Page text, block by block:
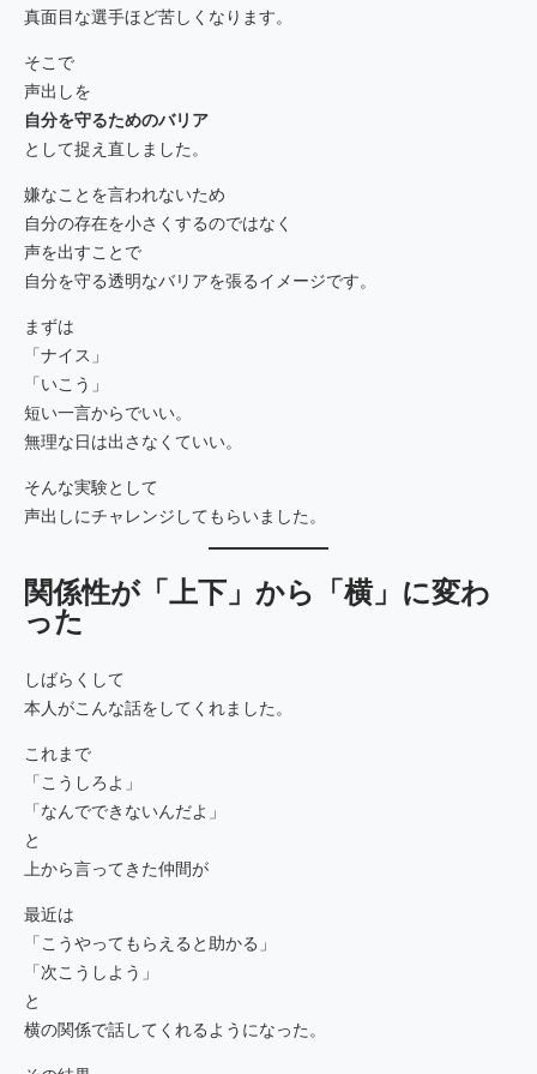
真面目な選手ほど苦しくなります。
そこで
声出しを
自分を守るためのバリア
として捉え直しました。
嫌なことを言われないため
自分の存在を小さくするのではなく
声を出すことで
自分を守る透明なバリアを張るイメージです。
まずは
「ナイス」
「いこう」
短い一言からでいい。
無理な日は出さなくていい。
そんな実験として
声出しにチャレンジしてもらいました。
関係性が「上下」から「横」に変わ
った
しばらくして
本人がこんな話をしてくれました。
これまで
「こうしろよ」
「なんでできないんだよ」
と
上から言ってきた仲間が
最近は
「こうやってもらえると助かる」
「次こうしよう」
と
横の関係で話してくれるようになった。